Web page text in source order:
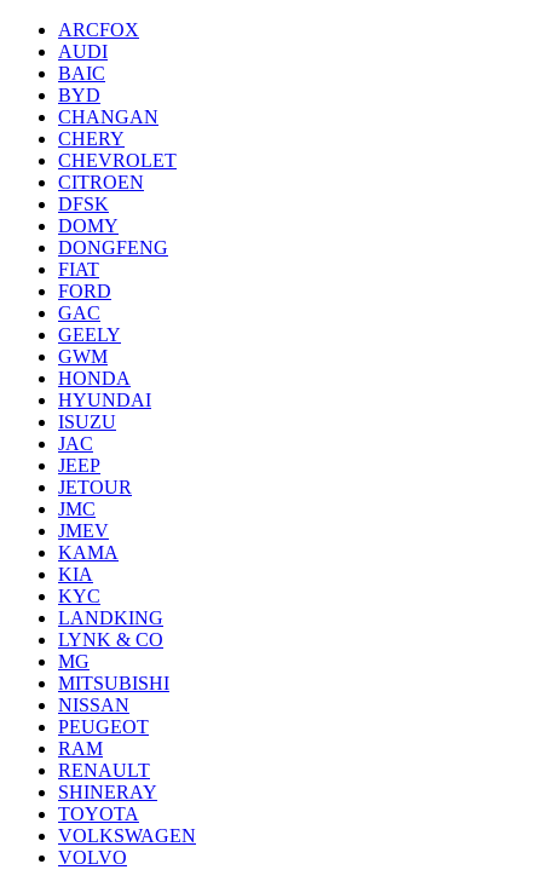
ARCFOX
AUDI
BAIC
BYD
CHANGAN
CHERY
CHEVROLET
CITROEN
DFSK
DOMY
DONGFENG
FIAT
FORD
GAC
GEELY
GWM
HONDA
HYUNDAI
ISUZU
JAC
JEEP
JETOUR
JMC
JMEV
KAMA
KIA
KYC
LANDKING
LYNK & CO
MG
MITSUBISHI
NISSAN
PEUGEOT
RAM
RENAULT
SHINERAY
TOYOTA
VOLKSWAGEN
VOLVO